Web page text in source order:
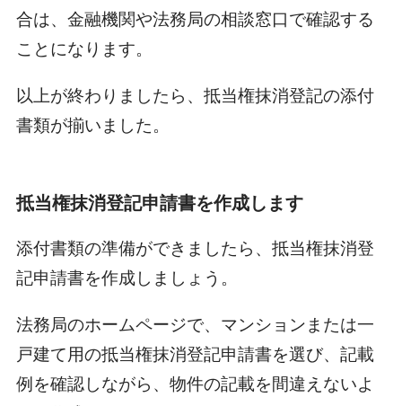
合は、金融機関や法務局の相談窓口で確認する
ことになります。
以上が終わりましたら、抵当権抹消登記の添付
書類が揃いました。
抵当権抹消登記申請書を作成します
添付書類の準備ができましたら、抵当権抹消登
記申請書を作成しましょう。
法務局のホームページで、マンションまたは一
戸建て用の抵当権抹消登記申請書を選び、記載
例を確認しながら、物件の記載を間違えないよ